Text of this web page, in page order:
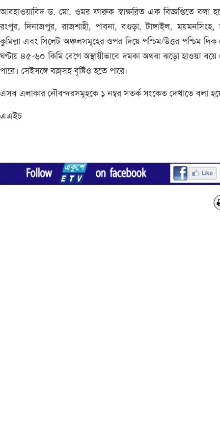
আবহাওয়াবিদ ড. মো. ওমর ফারুক স্বাক্ষরিত এক বিজ্ঞপ্তিতে বলা
রংপুর, দিনাজপুর, রাজশাহী, পাবনা, বগুড়া, টাঙ্গাইল, ময়মনসিংহ,
কুমিল্লা এবং সিলেট অঞ্চলসমূহের ওপর দিয়ে পশ্চিম/উত্তর-পশ্চিম দিক
ঘণ্টায় ৪৫-৬০ কিমি বেগে অস্থায়ীভাবে দমকা অথবা ঝড়ো হাওয়া বয়ে
পারে। সেইসঙ্গে বজ্রসহ বৃষ্টিও হতে পারে।
এসব এলাকার নৌবন্দরসমূহকে ১ নম্বর সতর্ক সংকেত দেখাতে বলা
এএইচ